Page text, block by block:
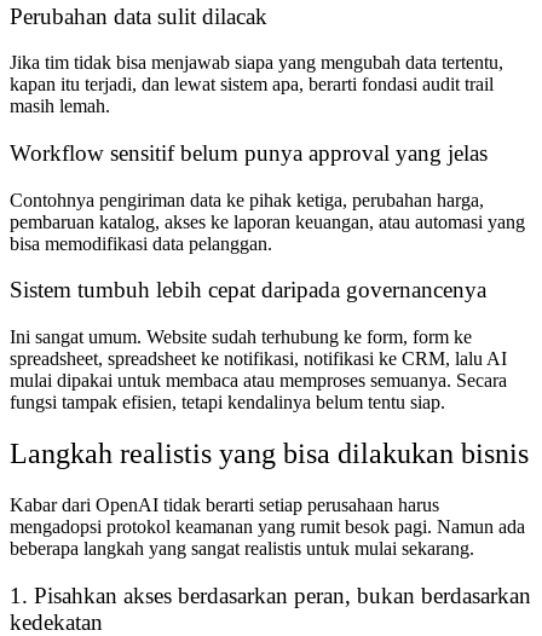
Perubahan data sulit dilacak
Jika tim tidak bisa menjawab siapa yang mengubah data tertentu,
kapan itu terjadi, dan lewat sistem apa, berarti fondasi audit trail
masih lemah.
Workflow sensitif belum punya approval yang jelas
Contohnya pengiriman data ke pihak ketiga, perubahan harga,
pembaruan katalog, akses ke laporan keuangan, atau automasi yang
bisa memodifikasi data pelanggan.
Sistem tumbuh lebih cepat daripada governancenya
Ini sangat umum. Website sudah terhubung ke form, form ke
spreadsheet, spreadsheet ke notifikasi, notifikasi ke CRM, lalu AI
mulai dipakai untuk membaca atau memproses semuanya. Secara
fungsi tampak efisien, tetapi kendalinya belum tentu siap.
Langkah realistis yang bisa dilakukan bisnis
Kabar dari OpenAI tidak berarti setiap perusahaan harus
mengadopsi protokol keamanan yang rumit besok pagi. Namun ada
beberapa langkah yang sangat realistis untuk mulai sekarang.
1. Pisahkan akses berdasarkan peran, bukan berdasarkan
kedekatan